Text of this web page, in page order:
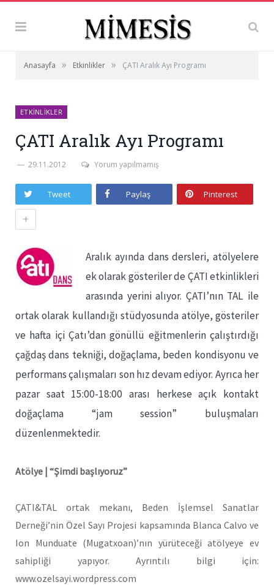
Anasayfa » Etkinlikler » ÇATI Aralık Ayı Programı
ETKINLIKLER
ÇATI Aralık Ayı Programı
29.11.2012 Yorum yapılmamış
Tweet Paylaş Pinterest
+
Aralık ayında dans dersleri, atölyelere
ek olarak gösteriler de ÇATI etkinlikleri
arasında yerini alıyor. ÇATI’nın TAL ile
ortak olarak kullandığı stüdyosunda atölye, gösteriler
ve hafta içi Çatı’dan gönüllü eğitmenlerin çalıştırdığı
çağdaş dans tekniği, doğaçlama, beden kondisyonu ve
performans çalışmaları son hız devam ediyor. Ayrıca her
pazar saat 15:00-18:00 arası herkese açık kontakt
doğaçlama “jam session” buluşmaları
düzenlenmektedir.
Atölye | “Şimdi başlıyoruz”
ÇATI&TAL ortak mekanı, Beden İşlemsel Sanatlar
Derneği’nin Özel Sayı Projesi kapsamında Blanca Calvo ve
Ion Munduate (Mugatxoan)’nın yürüteceği atölyeye ev
sahipliği yapıyor. Ayrıntılı bilgi için:
www.ozelsayi.wordpress.com